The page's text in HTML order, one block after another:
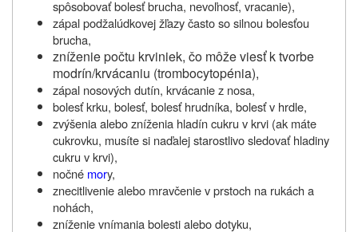
spôsobovať bolesť brucha, nevoľnosť, vracanie),
zápal podžalúdkovej žľazy často so silnou bolesťou
brucha,
zníženie počtu krviniek, čo môže viesť k tvorbe
modrín/krvácaniu (trombocytopénia),
zápal nosových dutín, krvácanie z nosa,
bolesť krku, bolesť, bolesť hrudníka, bolesť v hrdle,
zvýšenia alebo zníženia hladín cukru v krvi (ak máte
cukrovku, musíte si naďalej starostlivo sledovať hladiny
cukru v krvi),
nočné mory,
znecitlivenie alebo mravčenie v prstoch na rukách a
nohách,
zníženie vnímania bolesti alebo dotyku,